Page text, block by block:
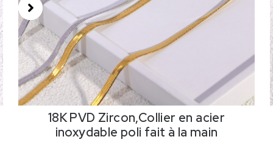
18K PVD Zircon,Collier en acier
inoxydable poli fait à la main